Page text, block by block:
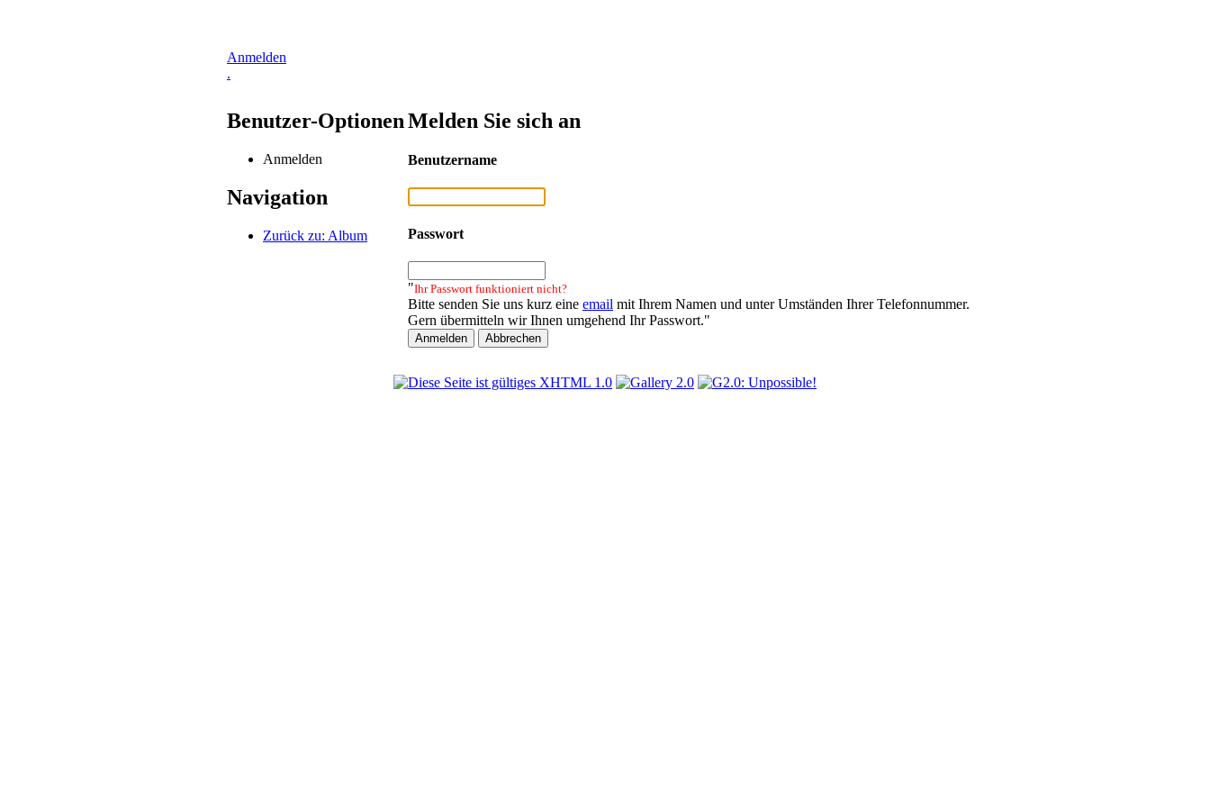
Anmelden
.
Benutzer-Optionen
Anmelden
Navigation
Zurück zu: Album
Melden Sie sich an
Benutzername
Passwort
"Ihr Passwort funktioniert nicht?
Bitte senden Sie uns kurz eine email mit Ihrem Namen und unter Umständen Ihrer Telefonnummer.
Gern übermitteln wir Ihnen umgehend Ihr Passwort."